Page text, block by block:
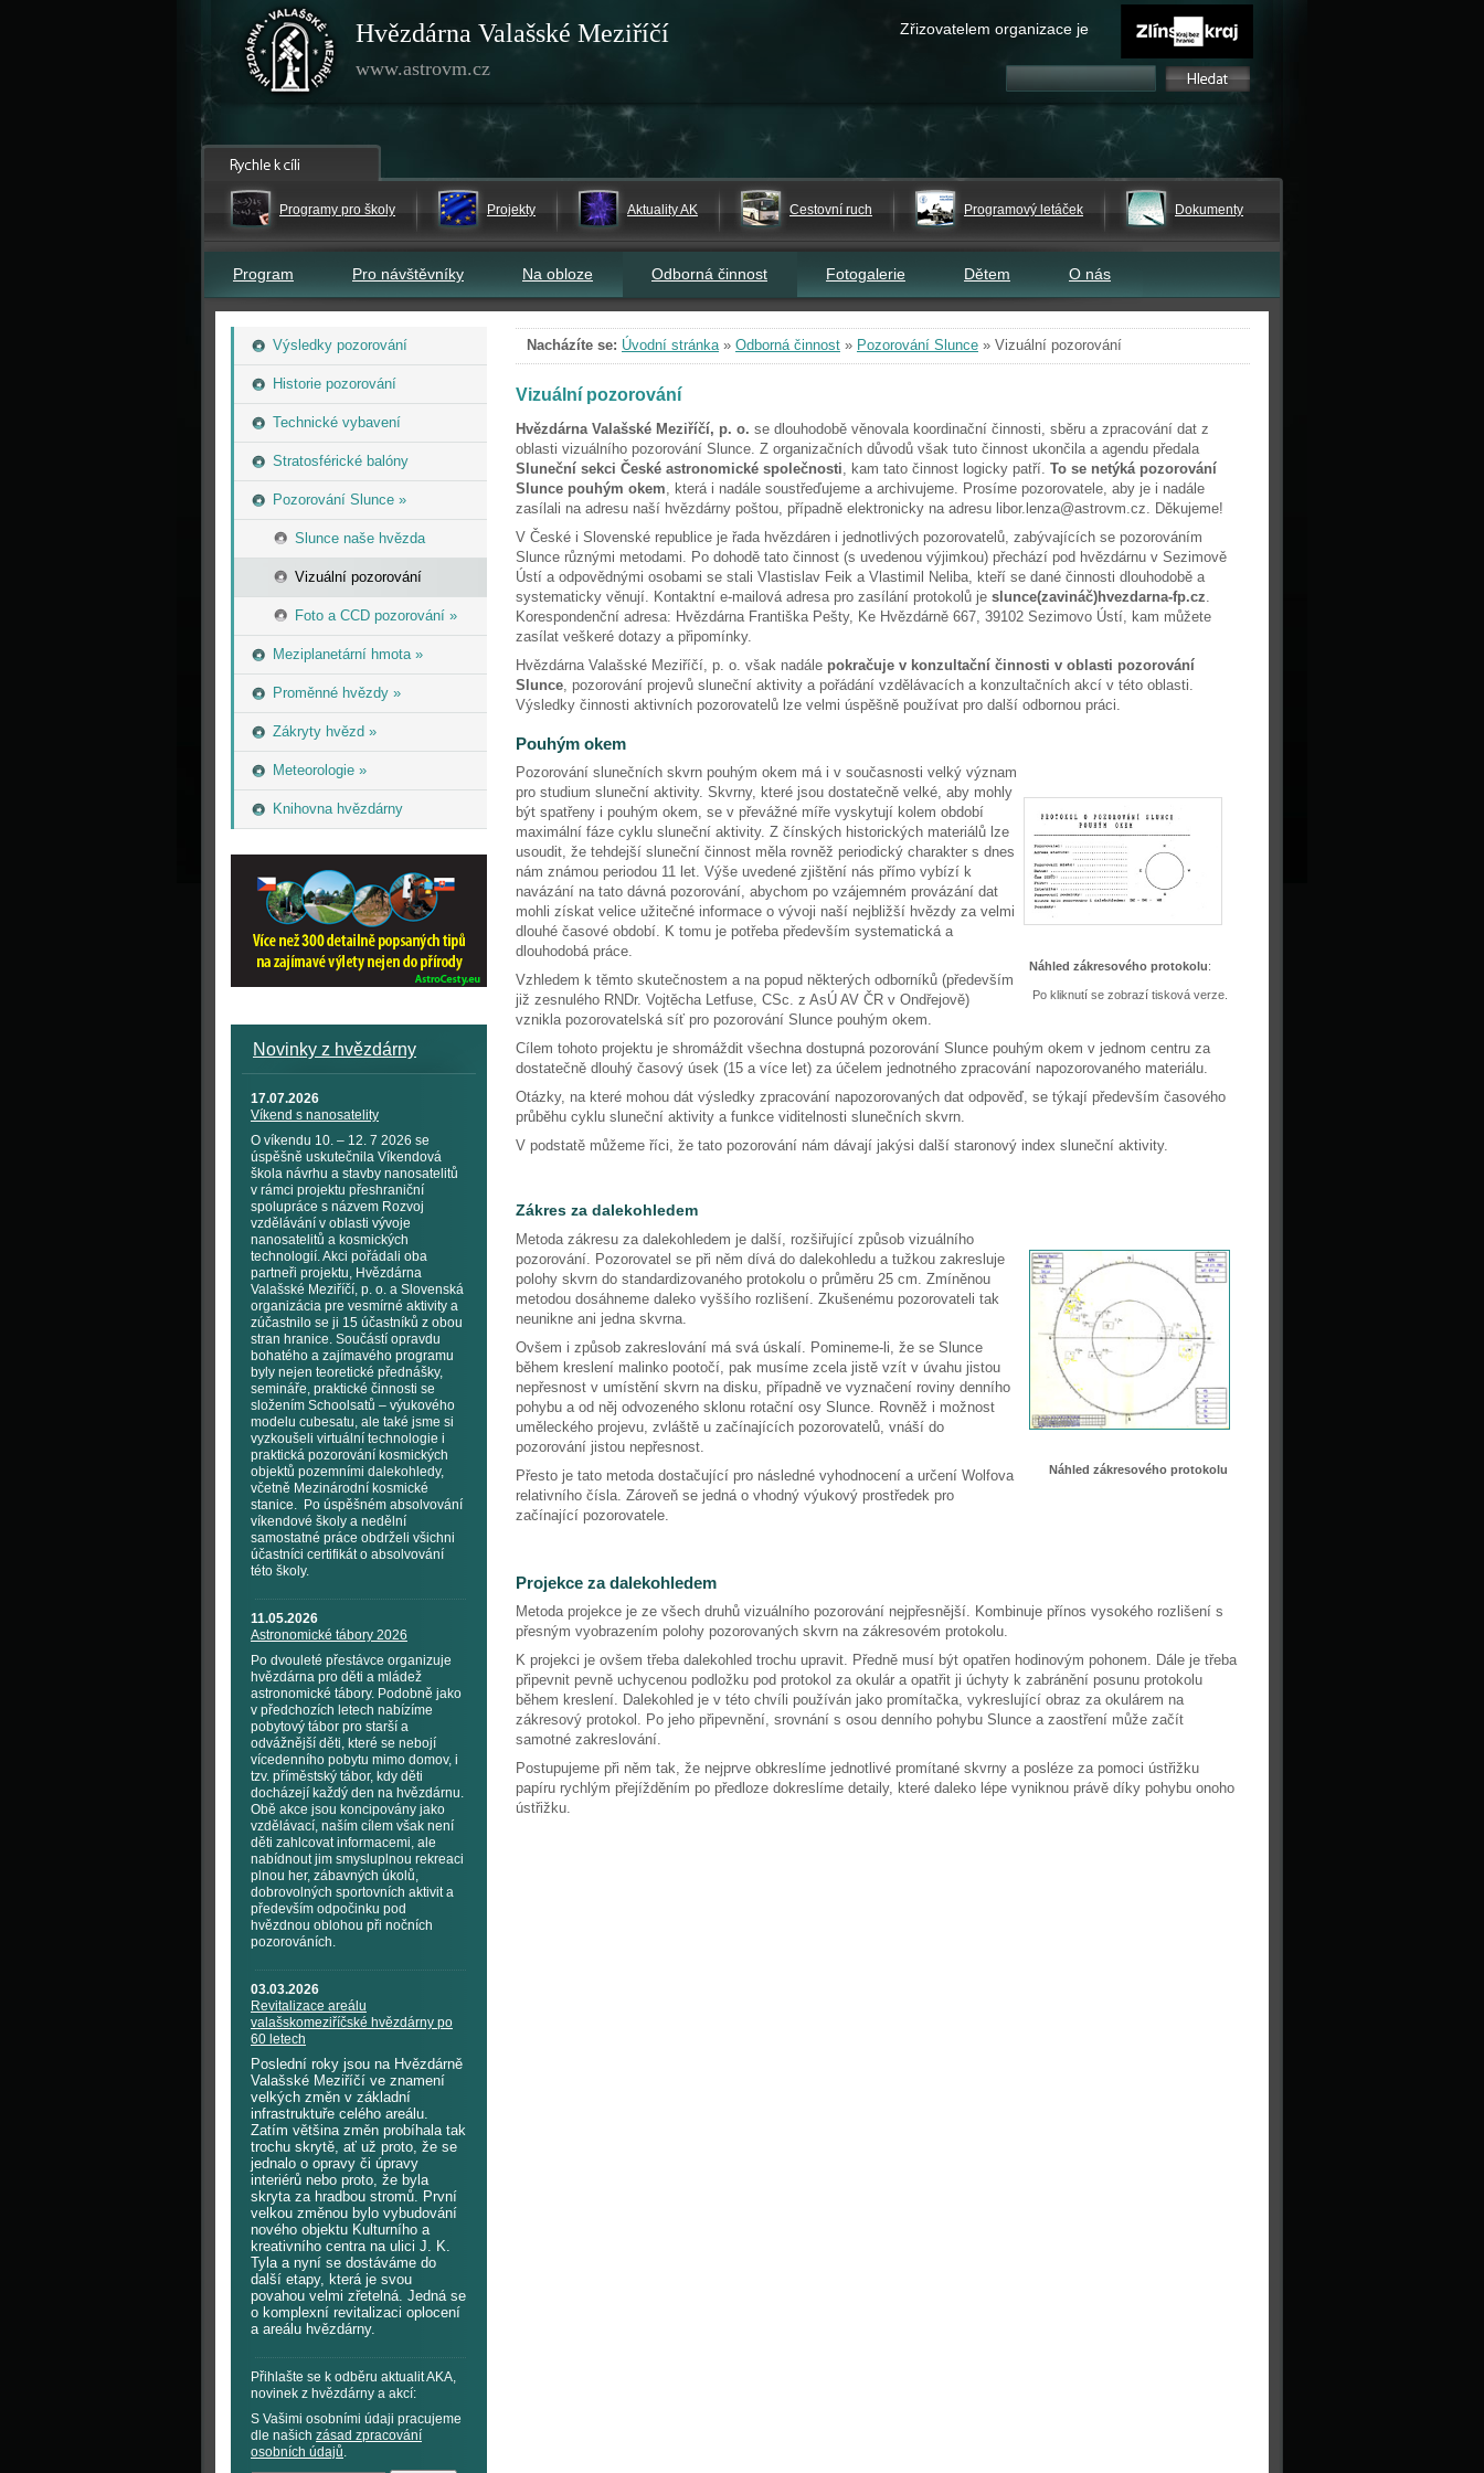
Hvězdárna Valašské Meziříčí
www.astrovm.cz
Zřizovatelem organizace je
Programy pro školy Projekty Aktuality AK Cestovní ruch Programový letáček Dokumenty
Program Pro návštěvníky Na obloze Odborná činnost Fotogalerie Dětem O nás
Výsledky pozorování
Historie pozorování
Technické vybavení
Stratosférické balóny
Pozorování Slunce »
Slunce naše hvězda
Vizuální pozorování
Foto a CCD pozorování »
Meziplanetární hmota »
Proměnné hvězdy »
Zákryty hvězd »
Meteorologie »
Knihovna hvězdárny
Novinky z hvězdárny
17.07.2026
Víkend s nanosatelity
O víkendu 10. – 12. 7 2026 se
úspěšně uskutečnila Víkendová
škola návrhu a stavby nanosatelitů
v rámci projektu přeshraniční
spolupráce s názvem Rozvoj
vzdělávání v oblasti vývoje
nanosatelitů a kosmických
technologií. Akci pořádali oba
partneři projektu, Hvězdárna
Valašské Meziříčí, p. o. a Slovenská
organizácia pre vesmírné aktivity a
zúčastnilo se ji 15 účastníků z obou
stran hranice. Součástí opravdu
bohatého a zajímavého programu
byly nejen teoretické přednášky,
semináře, praktické činnosti se
složením Schoolsatů – výukového
modelu cubesatu, ale také jsme si
vyzkoušeli virtuální technologie i
praktická pozorování kosmických
objektů pozemními dalekohledy,
včetně Mezinárodní kosmické
stanice. Po úspěšném absolvování
víkendové školy a nedělní
samostatné práce obdrželi všichni
účastníci certifikát o absolvování
této školy.
11.05.2026
Astronomické tábory 2026
Po dvouleté přestávce organizuje
hvězdárna pro děti a mládež
astronomické tábory. Podobně jako
v předchozích letech nabízíme
pobytový tábor pro starší a
odvážnější děti, které se nebojí
vícedenního pobytu mimo domov, i
tzv. příměstský tábor, kdy děti
docházejí každý den na hvězdárnu.
Obě akce jsou koncipovány jako
vzdělávací, naším cílem však není
děti zahlcovat informacemi, ale
nabídnout jim smysluplnou rekreaci
plnou her, zábavných úkolů,
dobrovolných sportovních aktivit a
především odpočinku pod
hvězdnou oblohou při nočních
pozorováních.
03.03.2026
Revitalizace areálu
valašskomeziříčské hvězdárny po
60 letech
Poslední roky jsou na Hvězdárně
Valašské Meziříčí ve znamení
velkých změn v základní
infrastruktuře celého areálu.
Zatím většina změn probíhala tak
trochu skrytě, ať už proto, že se
jednalo o opravy či úpravy
interiérů nebo proto, že byla
skryta za hradbou stromů. První
velkou změnou bylo vybudování
nového objektu Kulturního a
kreativního centra na ulici J. K.
Tyla a nyní se dostáváme do
další etapy, která je svou
povahou velmi zřetelná. Jedná se
o komplexní revitalizaci oplocení
a areálu hvězdárny.
Přihlašte se k odběru aktualit AKA,
novinek z hvězdárny a akcí:
S Vašimi osobními údaji pracujeme
dle našich zásad zpracování
osobních údajů.
Nacházíte se: Úvodní stránka» Odborná činnost » Pozorování Slunce » Vizuální pozorování
Vizuální pozorování
Hvězdárna Valašské Meziříčí, p. o. se dlouhodobě věnovala koordinační činnosti, sběru a zpracování dat z
oblasti vizuálního pozorování Slunce. Z organizačních důvodů však tuto činnost ukončila a agendu předala
Sluneční sekci České astronomické společnosti, kam tato činnost logicky patří. To se netýká pozorování
Slunce pouhým okem, která i nadále soustřeďujeme a archivujeme. Prosíme pozorovatele, aby je i nadále
zasílali na adresu naší hvězdárny poštou, případně elektronicky na adresu libor.lenza@astrovm.cz. Děkujeme!
V České i Slovenské republice je řada hvězdáren i jednotlivých pozorovatelů, zabývajících se pozorováním
Slunce různými metodami. Po dohodě tato činnost (s uvedenou výjimkou) přechází pod hvězdárnu v Sezimově
Ústí a odpovědnými osobami se stali Vlastislav Feik a Vlastimil Neliba, kteří se dané činnosti dlouhodobě a
systematicky věnují. Kontaktní e-mailová adresa pro zasílání protokolů je slunce(zavináč)hvezdarna-fp.cz.
Korespondenční adresa: Hvězdárna Františka Pešty, Ke Hvězdárně 667, 39102 Sezimovo Ústí, kam můžete
zasílat veškeré dotazy a připomínky.
Hvězdárna Valašské Meziříčí, p. o. však nadále pokračuje v konzultační činnosti v oblasti pozorování
Slunce, pozorování projevů sluneční aktivity a pořádání vzdělávacích a konzultačních akcí v této oblasti.
Výsledky činnosti aktivních pozorovatelů lze velmi úspěšně používat pro další odbornou práci.
Pouhým okem
Náhled zákresového protokolu:
Po kliknutí se zobrazí tisková verze.
Pozorování slunečních skvrn pouhým okem má i v současnosti velký význam
pro studium sluneční aktivity. Skvrny, které jsou dostatečně velké, aby mohly
být spatřeny i pouhým okem, se v převážné míře vyskytují kolem období
maximální fáze cyklu sluneční aktivity. Z čínských historických materiálů lze
usoudit, že tehdejší sluneční činnost měla rovněž periodický charakter s dnes
nám známou periodou 11 let. Výše uvedené zjištění nás přímo vybízí k
navázání na tato dávná pozorování, abychom po vzájemném provázání dat
mohli získat velice užitečné informace o vývoji naší nejbližší hvězdy za velmi
dlouhé časové období. K tomu je potřeba především systematická a
dlouhodobá práce.
Vzhledem k těmto skutečnostem a na popud některých odborníků (především
již zesnulého RNDr. Vojtěcha Letfuse, CSc. z AsÚ AV ČR v Ondřejově)
vznikla pozorovatelská síť pro pozorování Slunce pouhým okem.
Cílem tohoto projektu je shromáždit všechna dostupná pozorování Slunce pouhým okem v jednom centru za
dostatečně dlouhý časový úsek (15 a více let) za účelem jednotného zpracování napozorovaného materiálu.
Otázky, na které mohou dát výsledky zpracování napozorovaných dat odpověď, se týkají především časového
průběhu cyklu sluneční aktivity a funkce viditelnosti slunečních skvrn.
V podstatě můžeme říci, že tato pozorování nám dávají jakýsi další staronový index sluneční aktivity.
Zákres za dalekohledem
Náhled zákresového protokolu
Metoda zákresu za dalekohledem je další, rozšiřující způsob vizuálního
pozorování. Pozorovatel se při něm dívá do dalekohledu a tužkou zakresluje
polohy skvrn do standardizovaného protokolu o průměru 25 cm. Zmíněnou
metodou dosáhneme daleko vyššího rozlišení. Zkušenému pozorovateli tak
neunikne ani jedna skvrna.
Ovšem i způsob zakreslování má svá úskalí. Pomineme-li, že se Slunce
během kreslení malinko pootočí, pak musíme zcela jistě vzít v úvahu jistou
nepřesnost v umístění skvrn na disku, případně ve vyznačení roviny denního
pohybu a od něj odvozeného sklonu rotační osy Slunce. Rovněž i možnost
uměleckého projevu, zvláště u začínajících pozorovatelů, vnáší do
pozorování jistou nepřesnost.
Přesto je tato metoda dostačující pro následné vyhodnocení a určení Wolfova
relativního čísla. Zároveň se jedná o vhodný výukový prostředek pro
začínající pozorovatele.
Projekce za dalekohledem
Metoda projekce je ze všech druhů vizuálního pozorování nejpřesnější. Kombinuje přínos vysokého rozlišení s
přesným vyobrazením polohy pozorovaných skvrn na zákresovém protokolu.
K projekci je ovšem třeba dalekohled trochu upravit. Předně musí být opatřen hodinovým pohonem. Dále je třeba
připevnit pevně uchycenou podložku pod protokol za okulár a opatřit ji úchyty k zabránění posunu protokolu
během kreslení. Dalekohled je v této chvíli používán jako promítačka, vykreslující obraz za okulárem na
zákresový protokol. Po jeho připevnění, srovnání s osou denního pohybu Slunce a zaostření může začít
samotné zakreslování.
Postupujeme při něm tak, že nejprve obkreslíme jednotlivé promítané skvrny a posléze za pomoci ústřižku
papíru rychlým přejížděním po předloze dokreslíme detaily, které daleko lépe vyniknou právě díky pohybu onoho
ústřižku.